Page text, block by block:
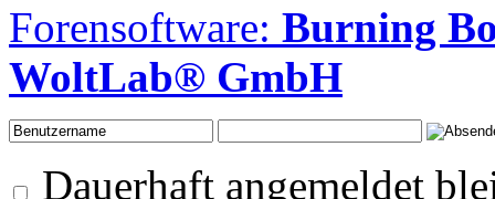
Forensoftware: Burning
WoltLab® GmbH
Dauerhaft angemeldet